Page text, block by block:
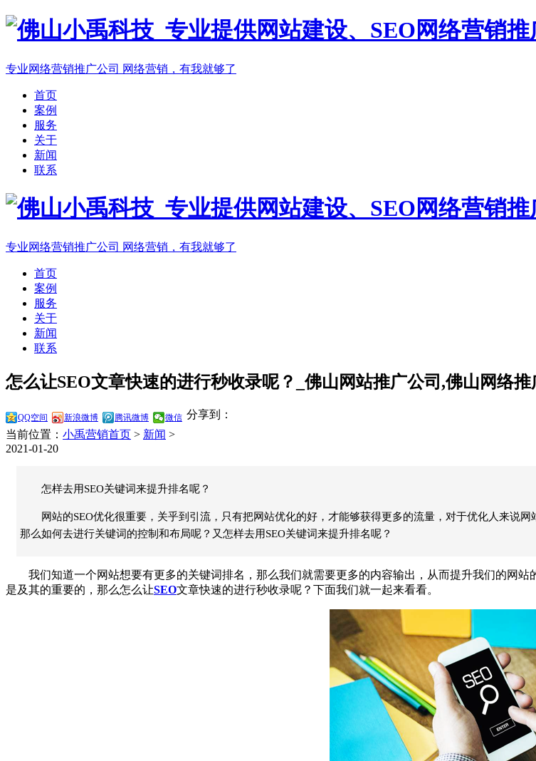
专业网络营销推广公司 网络营销，有我就够了
首页
案例
服务
关于
新闻
联系
专业网络营销推广公司 网络营销，有我就够了
首页
案例
服务
关于
新闻
联系
怎么让SEO文章快速的进行秒收录呢？_佛山网站推广公司,佛山网络推
分享到：
QQ空间 新浪微博 腾讯微博 微信
当前位置： 小禹营销首页 > 新闻 >
2021-01-20
怎样去用SEO关键词来提升排名呢？
网站的SEO优化很重要，关乎到引流，只有把网站优化的好，才能够获得更多的流量，对于优化人来说
那么如何去进行关键词的控制和布局呢？又怎样去用SEO关键词来提升排名呢？
我们知道一个网站想要有更多的关键词排名，那么我们就需要更多的内容输出，从而提升我们的网站
是及其的重要的，那么怎么让SEO文章快速的进行秒收录呢？下面我们就一起来看看。